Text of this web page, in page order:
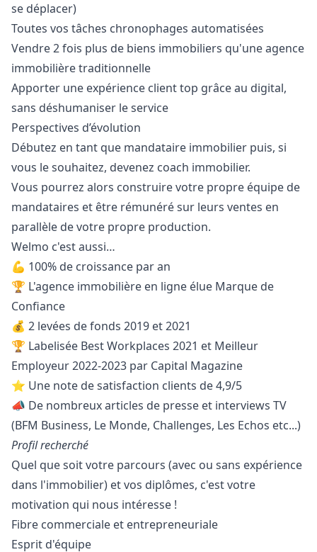
se déplacer)
Toutes vos tâches chronophages automatisées
Vendre 2 fois plus de biens immobiliers qu'une agence
immobilière traditionnelle
Apporter une expérience client top grâce au digital,
sans déshumaniser le service
Perspectives d’évolution
Débutez en tant que mandataire immobilier puis, si
vous le souhaitez, devenez coach immobilier.
Vous pourrez alors construire votre propre équipe de
mandataires et être rémunéré sur leurs ventes en
parallèle de votre propre production.
Welmo c'est aussi…
💪 100% de croissance par an
🏆 L'agence immobilière en ligne élue Marque de
Confiance
💰 2 levées de fonds 2019 et 2021
🏆 Labelisée Best Workplaces 2021 et Meilleur
Employeur 2022-2023 par Capital Magazine
⭐ Une note de satisfaction clients de 4,9/5
📣 De nombreux articles de presse et interviews TV
(BFM Business, Le Monde, Challenges, Les Echos etc...)
Profil recherché
Quel que soit votre parcours (avec ou sans expérience
dans l'immobilier) et vos diplômes, c'est votre
motivation qui nous intéresse !
Fibre commerciale et entrepreneuriale
Esprit d'équipe